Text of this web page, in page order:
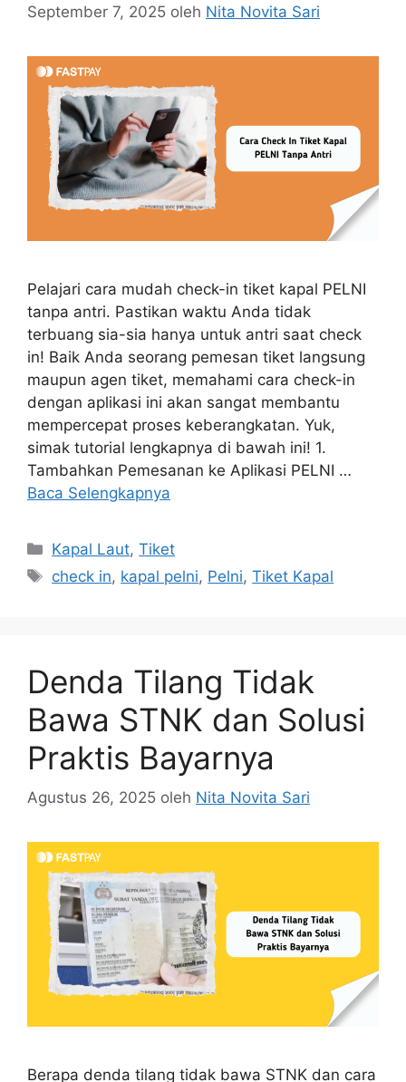
September 7, 2025 oleh Nita Novita Sari
Pelajari cara mudah check-in tiket kapal PELNI
tanpa antri. Pastikan waktu Anda tidak
terbuang sia-sia hanya untuk antri saat check
in! Baik Anda seorang pemesan tiket langsung
maupun agen tiket, memahami cara check-in
dengan aplikasi ini akan sangat membantu
mempercepat proses keberangkatan. Yuk,
simak tutorial lengkapnya di bawah ini! 1.
Tambahkan Pemesanan ke Aplikasi PELNI …
Baca Selengkapnya
Kapal Laut,Tiket
check in, kapal pelni, Pelni,Tiket Kapal
Denda Tilang Tidak
Bawa STNK dan Solusi
Praktis Bayarnya
Agustus 26, 2025 oleh Nita Novita Sari
Berapa denda tilang tidak bawa STNK dan cara